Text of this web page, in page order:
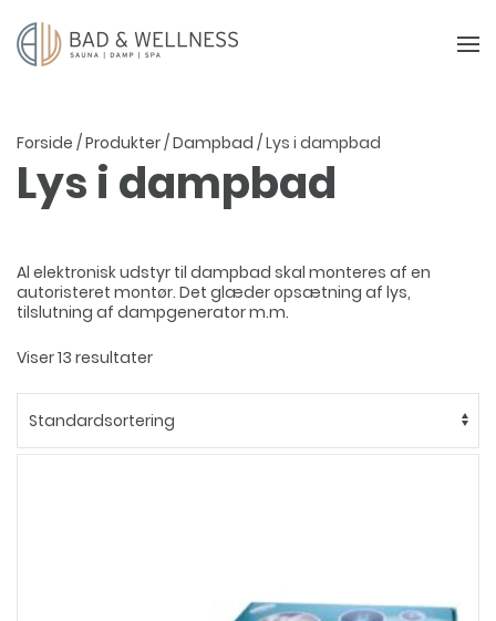
Forside /Produkter/Dampbad / Lys i dampbad
Lys i dampbad
Al elektronisk udstyr til dampbad skal monteres af en
autoristeret montør. Det glæder opsætning af lys,
tilslutning af dampgenerator m.m.
Viser 13 resultater